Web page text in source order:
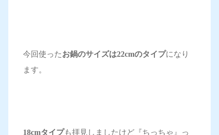
今回使ったお鍋のサイズは22cmのタイプになり
ます。
18cmタイプも拝見しましたけど『ちっちゃ』っ